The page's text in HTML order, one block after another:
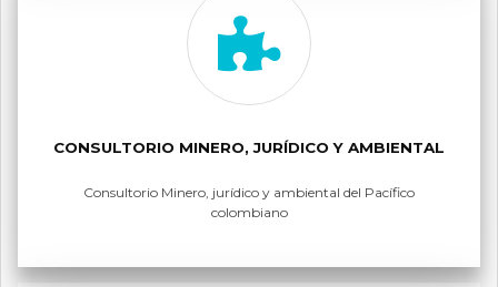
CONSULTORIO MINERO, JURÍDICO Y AMBIENTAL
Consultorio Minero, jurídico y ambiental del Pacífico
colombiano